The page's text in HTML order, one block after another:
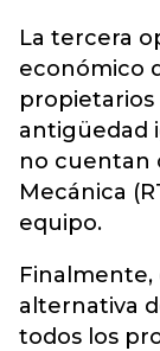
La tercera
económico
antigüedad
no cuentan
Mecánica
equipo.
alternativa
todos los